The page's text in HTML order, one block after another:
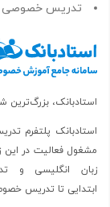
تدریس خصوصی
استادبانک،
استادبانک پلتفرم
مشغول فعالیت در
زبان انگلیسی و
ابتدایی تا تدریس